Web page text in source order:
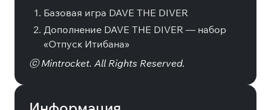
Базовая игра DAVE THE DIVER
Дополнение DAVE THE DIVER — набор
«Отпуск Итибана»
ⓒ Mintrocket. All Rights Reserved.